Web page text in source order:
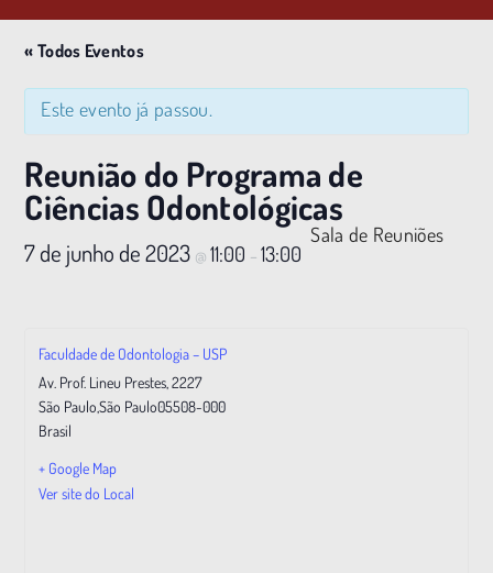
« Todos Eventos
Este evento já passou.
Reunião do Programa de
Ciências Odontológicas
7 de junho de 2023 @11:00 –13:00
Sala de Reuniões
Faculdade de Odontologia – USP
Av. Prof. Lineu Prestes, 2227
São Paulo,São Paulo05508-000
Brasil
+ Google Map
Ver site do Local